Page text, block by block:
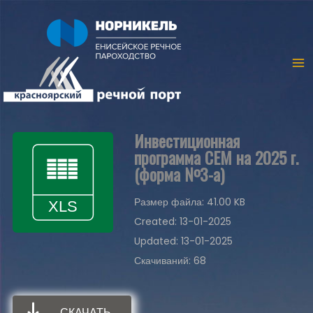
Инвестиционная
программа СЕМ на 2025 г.
(форма №3-а)
Размер файла: 41.00 KB
Created: 13-01-2025
Updated: 13-01-2025
Скачиваний: 68